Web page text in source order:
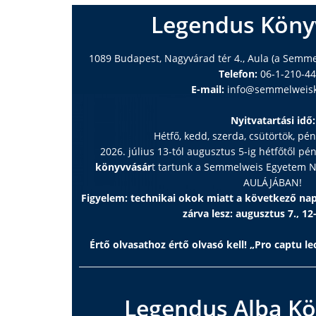
Legendus
1089 Budapest, Nagyvárad tér 4., Aula (a
Telefon:06-1-210-
E-mail:
Nyitvatartási idő:
Hétfő, kedd, szerda, csütörtök,
2026. július 13-tól augusztus 5-ig hétfőtől
könyvvásárt tartunk a Semmelweis Egyetem
AULÁJÁBAN!
Figyelem: technikai okok miatt a következő
zárva lesz: augusztus 7.,
Értő olvasathoz értő olvasó kell! „Pro captu
Legendus Alba